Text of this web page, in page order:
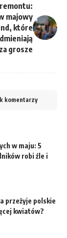
majowy
które
grosze
komentarzy
w maju: 5
robi źle i
przeżyje polskie
kwiatów?